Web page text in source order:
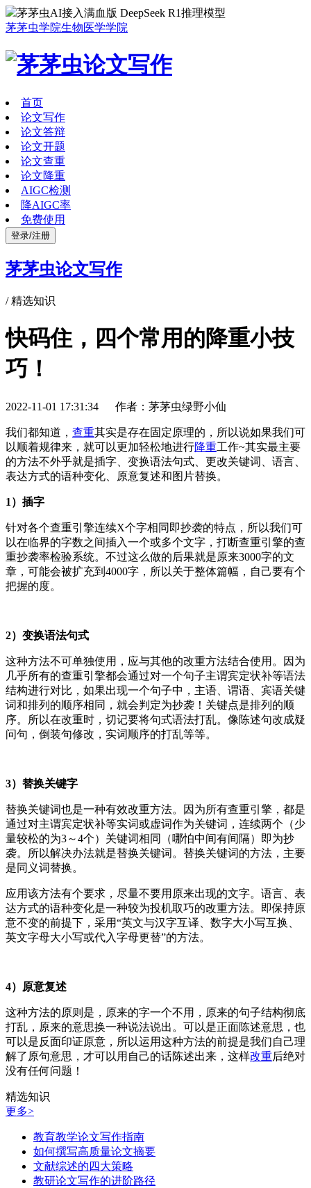
茅茅虫AI接入满血版 DeepSeek R1推理模型
茅茅虫学院生物医学学院
首页
论文写作
论文答辩
论文开题
论文查重
论文降重
AIGC检测
降AIGC率
免费使用
登录/注册
茅茅虫论文写作
/精选知识
快码住，四个常用的降重小技
巧！
2022-11-01 17:31:34 作者：茅茅虫绿野小仙
我们都知道， 查重其实是存在固定原理的，所以说如果我们可
以顺着规律来，就可以更加轻松地进行降重工作~其实最主要
的方法不外乎就是插字、变换语法句式、更改关键词、语言、
表达方式的语种变化、原意复述和图片替换。
1）插字
针对各个查重引擎连续X个字相同即抄袭的特点，所以我们可
以在临界的字数之间插入一个或多个文字，打断查重引擎的查
重抄袭率检验系统。不过这么做的后果就是原来3000字的文
章，可能会被扩充到4000字，所以关于整体篇幅，自己要有个
把握的度。
2）变换语法句式
这种方法不可单独使用，应与其他的改重方法结合使用。因为
几乎所有的查重引擎都会通过对一个句子主谓宾定状补等语法
结构进行对比，如果出现一个句子中，主语、谓语、宾语关键
词和排列的顺序相同，就会判定为抄袭！关键点是排列的顺
序。所以在改重时，切记要将句式语法打乱。像陈述句改成疑
问句，倒装句修改，实词顺序的打乱等等。
3）替换关键字
替换关键词也是一种有效改重方法。因为所有查重引擎，都是
通过对主谓宾定状补等实词或虚词作为关键词，连续两个（少
量较松的为3～4个）关键词相同（哪怕中间有间隔）即为抄
袭。所以解决办法就是替换关键词。替换关键词的方法，主要
是同义词替换。
应用该方法有个要求，尽量不要用原来出现的文字。语言、表
达方式的语种变化是一种较为投机取巧的改重方法。即保持原
意不变的前提下，采用“英文与汉字互译、数字大小写互换、
英文字母大小写或代入字母更替”的方法。
4）原意复述
这种方法的原则是，原来的字一个不用，原来的句子结构彻底
打乱，原来的意思换一种说法说出。可以是正面陈述意思，也
可以是反面印证原意，所以运用这种方法的前提是我们自己理
解了原句意思，才可以用自己的话陈述出来，这样改重后绝对
没有任何问题！
精选知识
更多>
教育教学论文写作指南
如何撰写高质量论文摘要
文献综述的四大策略
教研论文写作的进阶路径